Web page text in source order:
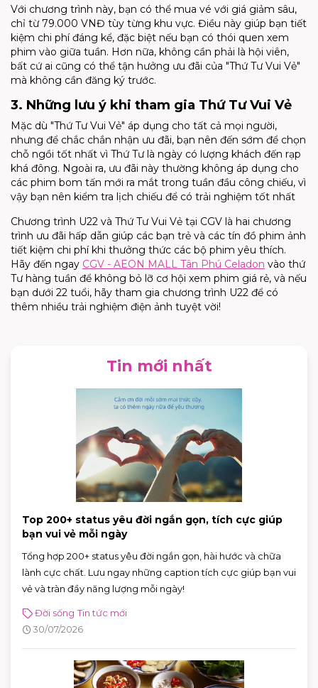
Với chương trình này, bạn có thể mua vé với giá giảm sâu,
chỉ từ 79.000 VNĐ tùy từng khu vực. Điều này giúp bạn tiết
kiệm chi phí đáng kể, đặc biệt nếu bạn có thói quen xem
phim vào giữa tuần. Hơn nữa, không cần phải là hội viên,
bất cứ ai cũng có thể tận hưởng ưu đãi của "Thứ Tư Vui Vẻ"
mà không cần đăng ký trước.
3. Những lưu ý khi tham gia Thứ Tư Vui Vẻ
Mặc dù "Thứ Tư Vui Vẻ" áp dụng cho tất cả mọi người,
nhưng để chắc chắn nhận ưu đãi, bạn nên đến sớm để chọn
chỗ ngồi tốt nhất vì Thứ Tư là ngày có lượng khách đến rạp
khá đông. Ngoài ra, ưu đãi này thường không áp dụng cho
các phim bom tấn mới ra mắt trong tuần đầu công chiếu, vì
vậy bạn nên kiểm tra lịch chiếu để có trải nghiệm tốt nhất
Chương trình U22 và Thứ Tư Vui Vẻ tại CGV là hai chương
trình ưu đãi hấp dẫn giúp các bạn trẻ và các tín đồ phim ảnh
tiết kiệm chi phí khi thưởng thức các bộ phim yêu thích.
Hãy đến ngay CGV - AEON MALL Tân Phú Celadon vào thứ
Tư hàng tuần để không bỏ lỡ cơ hội xem phim giá rẻ, và nếu
bạn dưới 22 tuổi, hãy tham gia chương trình U22 để có
thêm nhiều trải nghiệm điện ảnh tuyệt vời!
Tin mới nhất
Top 200+ status yêu đời ngắn gọn, tích cực giúp
bạn vui vẻ mỗi ngày
Tổng hợp 200+ status yêu đời ngắn gọn, hài hước và chữa
lành cực chất. Lưu ngay những caption tích cực giúp bạn vui
vẻ và tràn đầy năng lượng mỗi ngày!
Đời sống Tin tức mới
30/07/2026